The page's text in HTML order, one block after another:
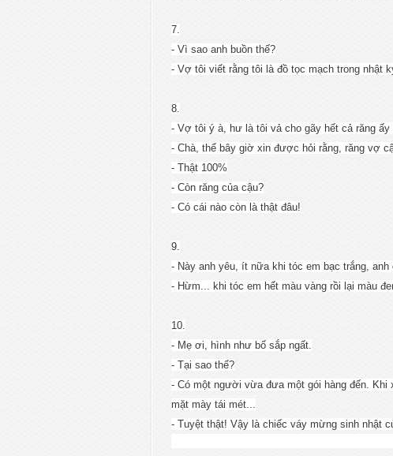
7.
- Vì sao anh buồn thế?
- Vợ tôi viết rằng tôi là đồ tọc mạch trong nhật
8.
- Vợ tôi ý à, hư là tôi vả cho gãy hết cả răng ấy
- Chà, thế bây giờ xin được hỏi rằng, răng vợ
- Thật 100%
- Còn răng của cậu?
- Có cái nào còn là thật đâu!
9.
- Này anh yêu, ít nữa khi tóc em bạc trắng,
- Hừm... khi tóc em hết màu vàng rồi lại màu
10.
- Mẹ ơi, hình như bố sắp ngất.
- Tại sao thế?
- Có một người vừa đưa một gói hàng đến.
mặt mày tái mét...
- Tuyệt thật! Vậy là chiếc váy mừng sinh nhật